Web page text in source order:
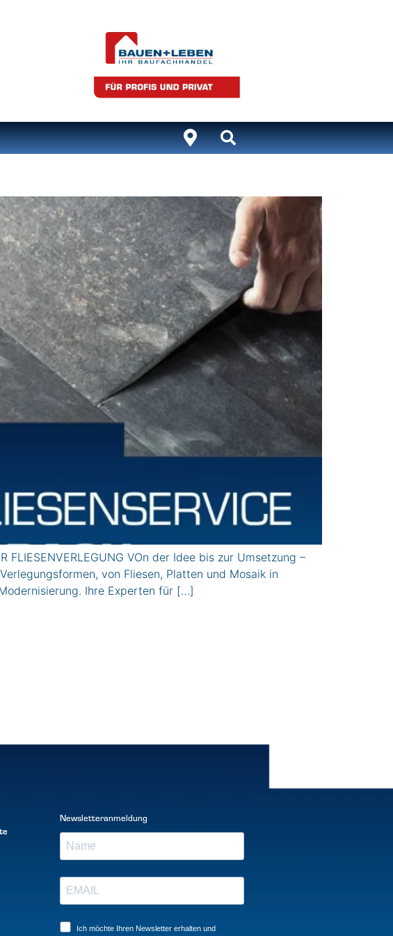
FLIESENVERLEGUNG VOn der Idee bis zur Umsetzung –
von Fliesen, Platten und Mosaik in
Ihre Experten für […]
Newsletteranmeldung
Ich möchte Ihren Newsletter erhalten und